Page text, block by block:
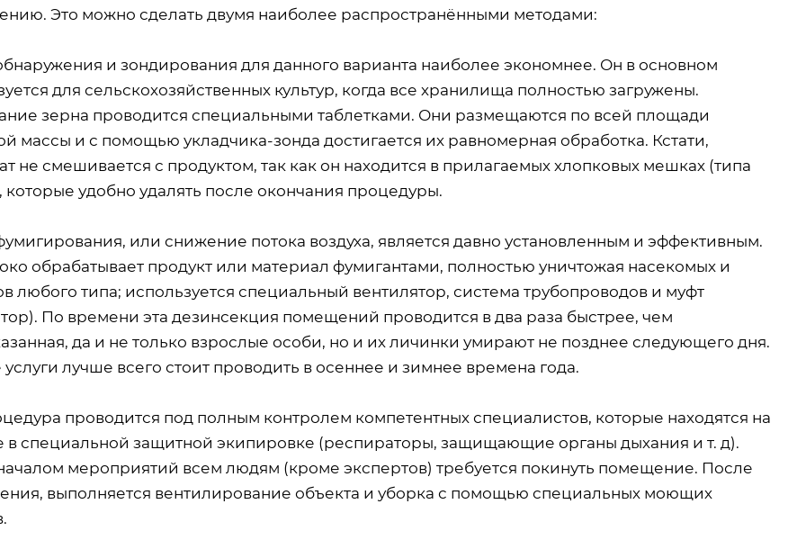
Это можно сделать двумя наиболее распространёнными методами:
и зондирования для данного варианта наиболее экономнее. Он в основном
для сельскохозяйственных культур, когда все хранилища полностью загружены.
зерна проводится специальными таблетками. Они размещаются по всей площади
массы и с помощью укладчика-зонда достигается их равномерная обработка. Кстати,
не смешивается с продуктом, так как он находится в прилагаемых хлопковых мешках (типа
которые удобно удалять после окончания процедуры.
или снижение потока воздуха, является давно установленным и эффективным.
обрабатывает продукт или материал фумигантами, полностью уничтожая насекомых и
любого типа; используется специальный вентилятор, система трубопроводов и муфт
По времени эта дезинсекция помещений проводится в два раза быстрее, чем
да и не только взрослые особи, но и их личинки умирают не позднее следующего дня.
лучше всего стоит проводить в осеннее и зимнее времена года.
проводится под полным контролем компетентных специалистов, которые находятся на
в специальной защитной экипировке (респираторы, защищающие органы дыхания и т. д).
мероприятий всем людям (кроме экспертов) требуется покинуть помещение. После
выполняется вентилирование объекта и уборка с помощью специальных моющих